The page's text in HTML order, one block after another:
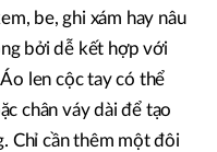
be, ghi xám hay nâu
bởi dễ kết hợp với
len cộc tay có thể
chân váy dài để tạo
Chỉ cần thêm một đôi